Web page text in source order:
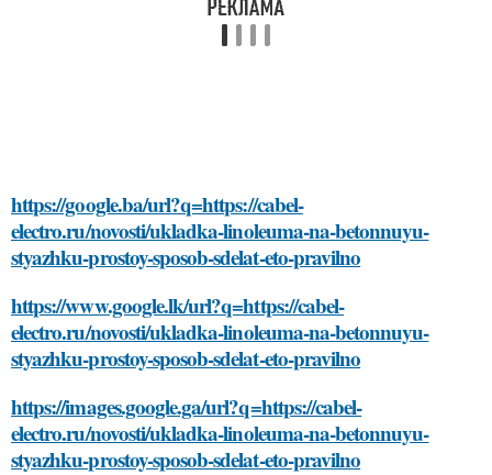
https://google.ba/url?q=https://cabel-
electro.ru/novosti/ukladka-linoleuma-na-betonnuyu-
styazhku-prostoy-sposob-sdelat-eto-pravilno
https://www.google.lk/url?q=https://cabel-
electro.ru/novosti/ukladka-linoleuma-na-betonnuyu-
styazhku-prostoy-sposob-sdelat-eto-pravilno
https://images.google.ga/url?q=https://cabel-
electro.ru/novosti/ukladka-linoleuma-na-betonnuyu-
styazhku-prostoy-sposob-sdelat-eto-pravilno